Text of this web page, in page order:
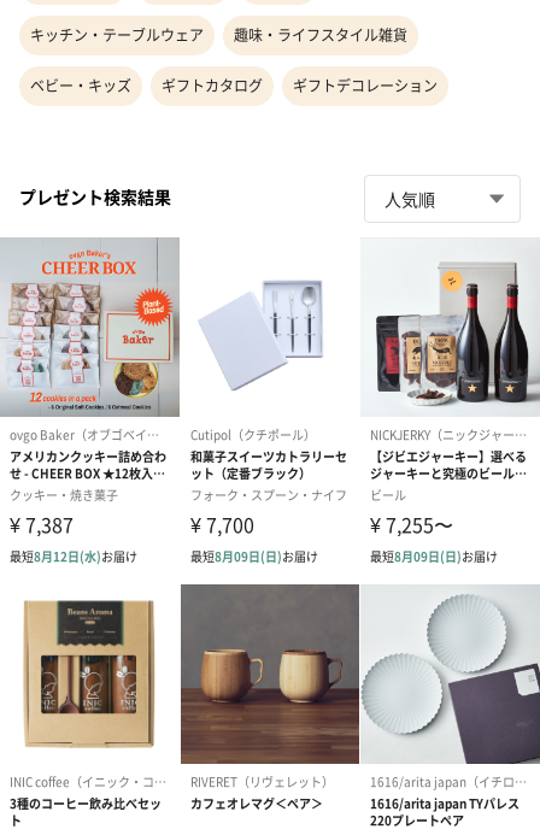
キッチン・テーブルウェア 趣味・ライフスタイル雑貨
ベビー・キッズ ギフトカタログ ギフトデコレーション
プレゼント検索結果